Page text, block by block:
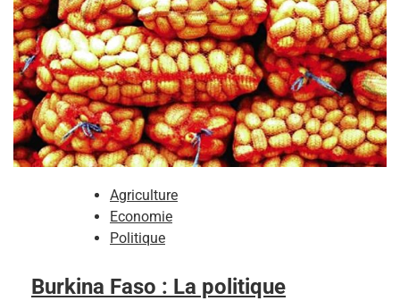
Agriculture
Economie
Politique
Burkina Faso : La politique